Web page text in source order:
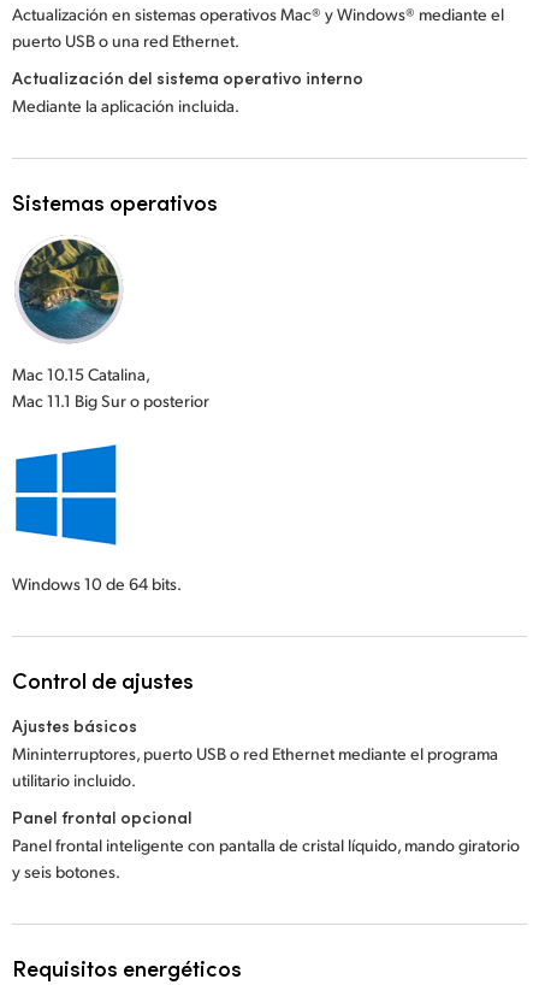
Actualización en sistemas operativos Mac® y Windows® mediante el
puerto USB o una red Ethernet.
Actualización del sistema operativo interno
Mediante la aplicación incluida.
Sistemas operativos
Mac 10.15 Catalina,
Mac 11.1 Big Sur o posterior
Windows 10 de 64 bits.
Control de ajustes
Ajustes básicos
Mininterruptores, puerto USB o red Ethernet mediante el programa
utilitario incluido.
Panel frontal opcional
Panel frontal inteligente con pantalla de cristal líquido, mando giratorio
y seis botones.
Requisitos energéticos